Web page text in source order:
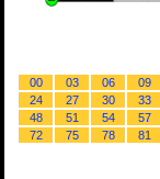
00 03 06 09
24
27 30 33
48
51 54 57
72
75 78 81